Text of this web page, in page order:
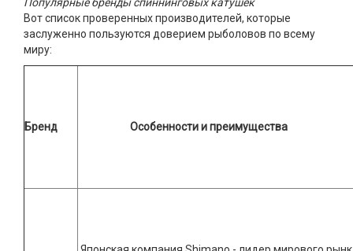
Вот список проверенных производителей, которые
заслуженно пользуются доверием рыболовов по всему
миру:
Бренд Особенности и преимущества